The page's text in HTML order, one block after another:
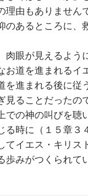
理由もありません
のあるところに、
肉眼が見えるよう
お道を進まれるイ
を進まれる後に従
ることだったの
での神の叫びを聴
る時に（１５章３
てイエス・キリス
歩みがつくられて